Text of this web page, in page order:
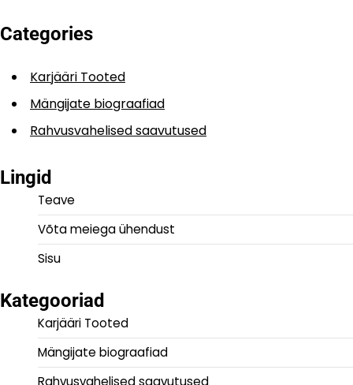
Categories
Karjääri Tooted
Mängijate biograafiad
Rahvusvahelised saavutused
Lingid
Teave
Võta meiega ühendust
Sisu
Kategooriad
Karjääri Tooted
Mängijate biograafiad
Rahvusvahelised saavutused